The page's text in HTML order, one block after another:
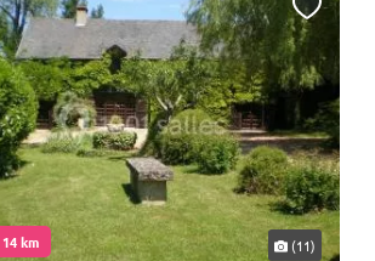
km (11)